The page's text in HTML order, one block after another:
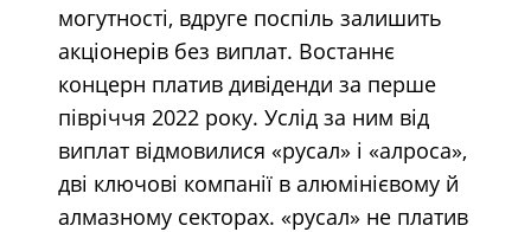
могутності, вдруге поспіль залишить
акціонерів без виплат. Востаннє
концерн платив дивіденди за перше
півріччя 2022 року. Услід за ним від
виплат відмовилися «русал» і «алроса»,
дві ключові компанії в алюмінієвому й
алмазному секторах. «русал» не платив